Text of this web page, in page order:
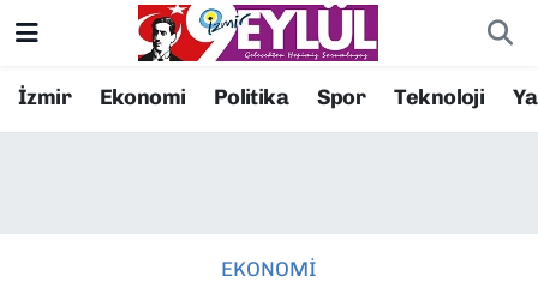
İzmir Ekonomi Politika Spor Teknoloji
EKONOMİ
Resmi İlanlar
Konak Nöbetçi Eczaneler
Süper Lig Puan Durumu ve Fikstür